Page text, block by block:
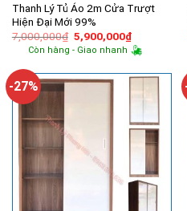
Thanh Lý Tủ Áo 2m Cửa Trượt
Hiện Đại Mới 99%
7,000,000₫ Giá
gốc
là:
5,900,000₫Giá
hiện
tại
Còn hàng - Giao nhanh
-27%